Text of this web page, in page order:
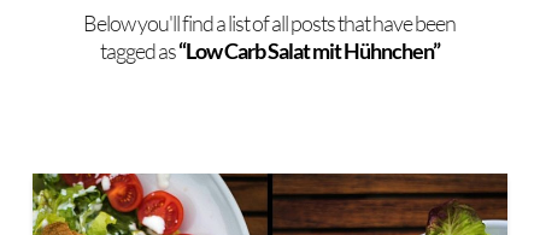
Below you'll find a list of all posts that have been
tagged as“Low Carb Salat mit Hühnchen”